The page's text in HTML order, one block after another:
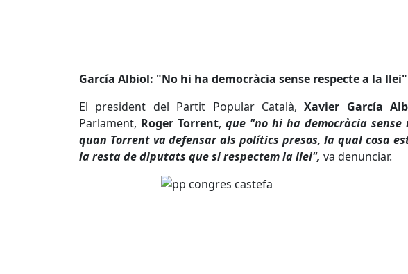
García Albiol: "No hi ha democràcia sense respecte a la llei"
El president del Partit Popular Català,Xavier García
Parlament, Roger Torrent, que "no hi ha democràcia
quan Torrent va defensar als polítics presos, la qual cosa
la resta de diputats que sí respectem la llei", va denunciar.